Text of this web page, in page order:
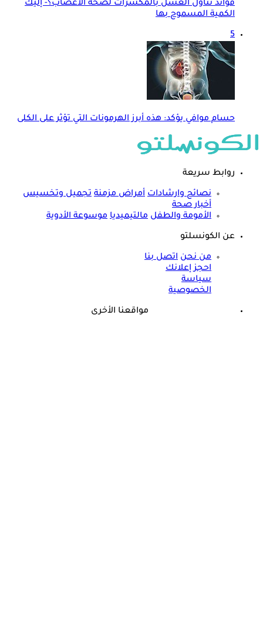
فوائد تناول العسل بالمكسرات لصحة الأعصاب؟- إليك
الكمية المسموح بها
5
حسام موافي يؤكد: هذه أبرز الهرمونات التي تؤثر على الكلى
روابط سريعة
نصائح وارشادات أمراض مزمنة تجميل وتخسيس
أخبار صحة
الأمومة والطفل مالتيميديا موسوعة الأدوية
عن الكونسلتو
من نحن اتصل بنا
احجز إعلانك
سياسة
الخصوصية
مواقعنا الأخرى